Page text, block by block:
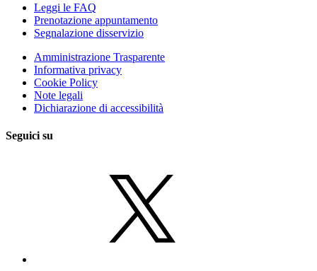
Leggi le FAQ
Prenotazione appuntamento
Segnalazione disservizio
Amministrazione Trasparente
Informativa privacy
Cookie Policy
Note legali
Dichiarazione di accessibilità
Seguici su